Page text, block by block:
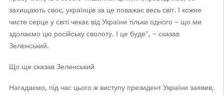
захищають своє, українців за це поважає весь світ. І кожне
чисте серце у світі чекає від України тільки одного – що ми
здолаємо цю російську сволоту. І це буде", – сказав
Зеленський.
Що ще сказав Зеленський
Нагадаємо, під час цього ж виступу президент України заявив,